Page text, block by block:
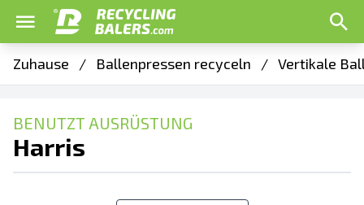
Zuhause / Ballenpressen recyceln / Vertikale
BENUTZT AUSRÜSTUNG
Harris